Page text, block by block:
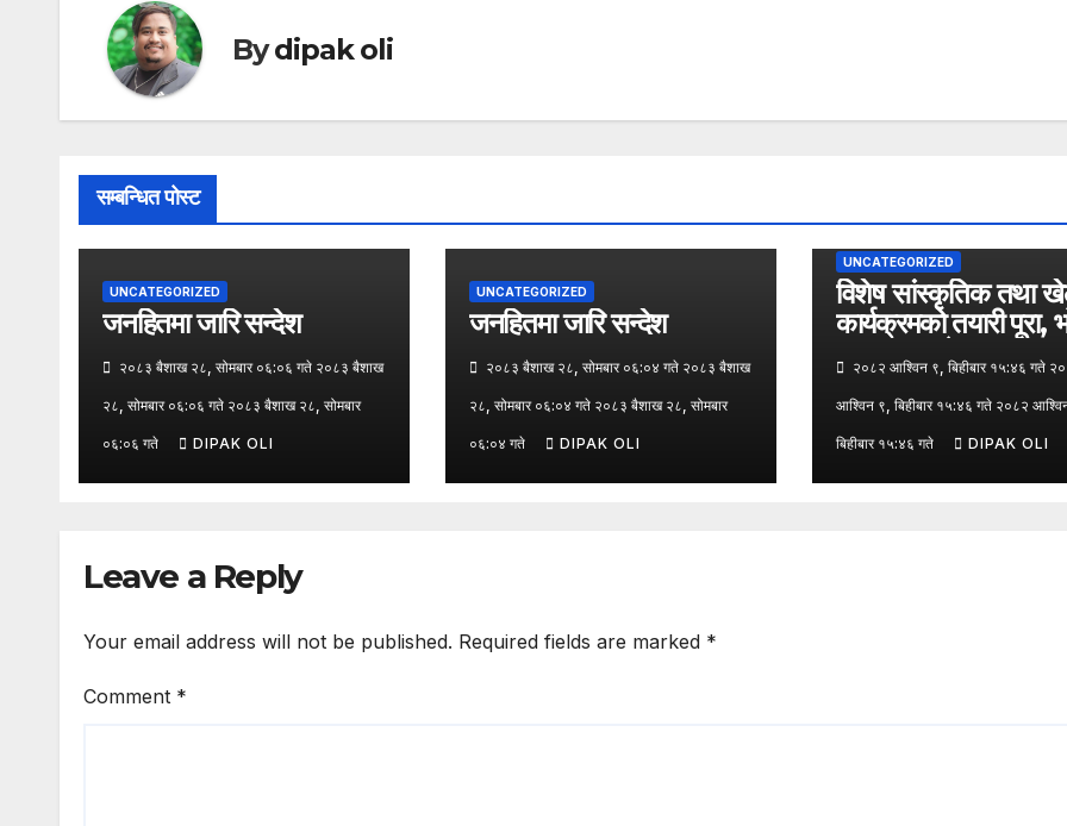
Bydipak oli
सम्बन्धित पोस्ट
UNCATEGORIZED
जनहितमा जारि सन्देश
२०८३ बैशाख २८, सोमबार ०६:०६ गते २०८३ बैशाख
२८, सोमबार ०६:०६ गते २०८३ बैशाख २८, सोमबार
०६:०६ गते DIPAK OLI
UNCATEGORIZED
जनहितमा जारि सन्देश
२०८३ बैशाख २८, सोमबार ०६:०४ गते २०८३ बैशाख
२८, सोमबार ०६:०४ गते २०८३ बैशाख २८, सोमबार
०६:०४ गते DIPAK OLI
UNCATEGORIZED
विशेष सांस्कृतिक तथा
कार्यक्रमको तयारी पूरा,
पत्रकार सम्मेलन
२०८२ आश्विन ९, बिहीबार १५:४६ गते
आश्विन ९, बिहीबार १५:४६ गते २०८२
बिहीबार १५:४६ गते DIPAK OLI
Leave a Reply
Your email address will not be published. Required fields are marked *
Comment *